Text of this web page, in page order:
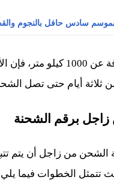
بموسم سادس حافل بالنجوم
بينما إذا زادت المسافة عن 1000 كيلو متر،
أيام حتى تصل
برقم الشحنة
من زاجل أن يتم
تتمثل الخطوات فيما